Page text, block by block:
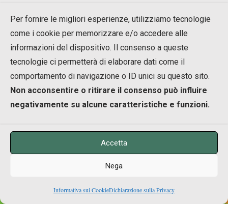
Per fornire le migliori esperienze, utilizziamo tecnologie
come i cookie per memorizzare e/o accedere alle
informazioni del dispositivo. Il consenso a queste
tecnologie ci permetterà di elaborare dati come il
comportamento di navigazione o ID unici su questo sito.
Non acconsentire o ritirare il consenso può influire
negativamente su alcune caratteristiche e funzioni.
Accetta
Nega
Informativa sui CookieDichiarazione sulla Privacy
Mondo con la Creazione Consapevole" (edito da
Bruno Editore).
Riscrivi la Matrix!
Scoprii 9 blocchi invisibiliche ti impedisconodi
realtàei 9 antidoti praticiper iniziare subito a
manifestare la vita che desideri